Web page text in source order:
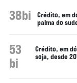
38bi
Crédito, em
palma do
53
bi
Crédito, em
soja, desde